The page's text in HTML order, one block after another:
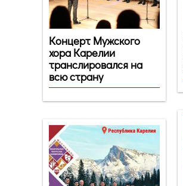
Концерт Мужского
хора Карелии
транслировался на
всю страну